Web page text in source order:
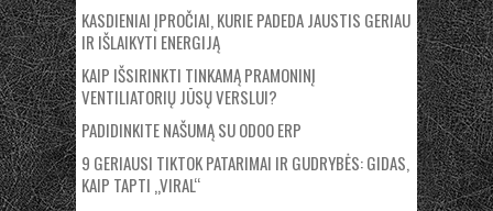
KASDIENIAI ĮPROČIAI, KURIE PADEDA JAUSTIS GERIAU
IR IŠLAIKYTI ENERGIJĄ
KAIP IŠSIRINKTI TINKAMĄ PRAMONINĮ
VENTILIATORIŲ JŪSŲ VERSLUI?
PADIDINKITE NAŠUMĄ SU ODOO ERP
9 GERIAUSI TIKTOK PATARIMAI IR GUDRYBĖS: GIDAS,
KAIP TAPTI „VIRAL“